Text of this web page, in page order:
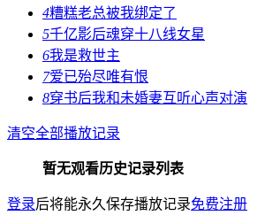
4糟糕老总被我绑定了
5千亿影后魂穿十八线女星
6我是救世主
7爱已殆尽唯有恨
8穿书后我和未婚妻互听心声对演
清空全部播放记录
暂无观看历史记录列表
登录后将能永久保存播放记录免费注册